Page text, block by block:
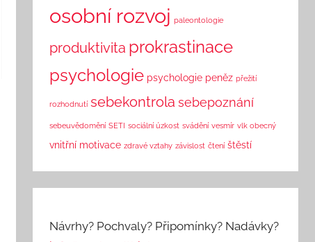
osobní rozvoj paleontologie
produktivita prokrastinace
psychologie psychologie peněz přežití
rozhodnutí sebekontrola sebepoznání
sebeuvědomění SETI sociální úzkost svádění vesmír vlk obecný
vnitřní motivace zdravé vztahy závislost čtení štěstí
Návrhy? Pochvaly? Připomínky? Nadávky?